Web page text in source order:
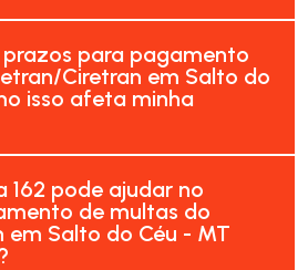
prazos para pagamento
Ciretran em Salto do
isso afeta minha
162 pode ajudar no
de multas do
em Salto do Céu - MT